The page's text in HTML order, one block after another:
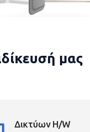
μας
Δικτύων H/W